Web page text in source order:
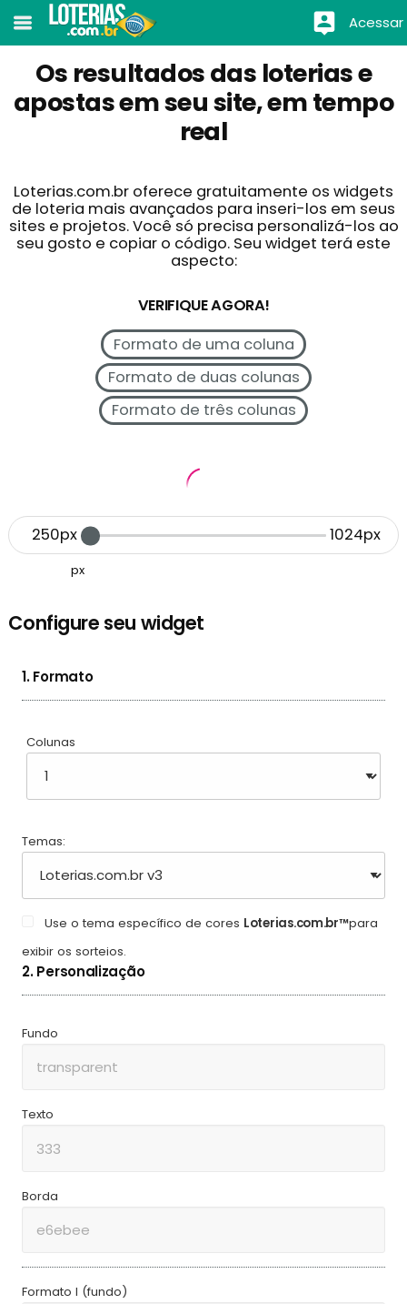
Acessar
Os resultados das loterias e
apostas em seu site, em tempo
real
Loterias.com.br oferece gratuitamente os widgets
de loteria mais avançados para inseri-los em seus
sites e projetos. Você só precisa personalizá-los ao
seu gosto e copiar o código. Seu widget terá este
aspecto:
VERIFIQUE AGORA!
Formato de uma coluna
Formato de duas colunas
Formato de três colunas
250px
px
1024px
Configure seu widget
1. Formato
Colunas
Temas:
Use o tema específico de cores Loterias.com.br™para
exibir os sorteios.
2. Personalização
Fundo
Texto
Borda
Formato I (fundo)